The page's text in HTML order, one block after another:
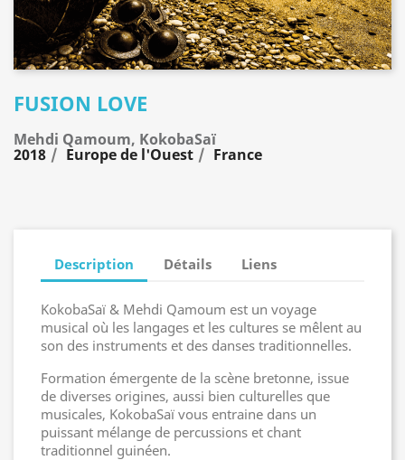
FUSION LOVE
Mehdi Qamoum, KokobaSaï
2018 Europe de l'Ouest France
Description Détails Liens
KokobaSaï & Mehdi Qamoum est un voyage
musical où les langages et les cultures se mêlent au
son des instruments et des danses traditionnelles.
Formation émergente de la scène bretonne, issue
de diverses origines, aussi bien culturelles que
musicales, KokobaSaï vous entraine dans un
puissant mélange de percussions et chant
traditionnel guinéen.